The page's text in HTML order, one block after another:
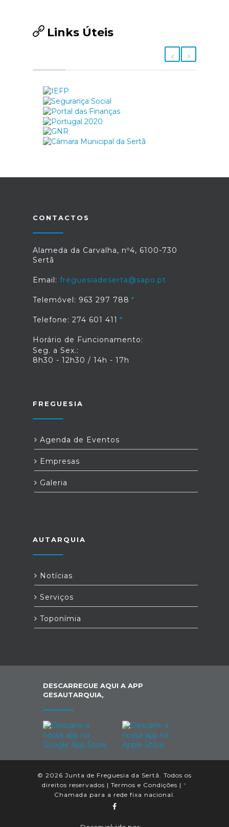
Links Úteis
CONTACTOS
Alameda da Carvalha, nº4, 6100-730
Sertã
Email: freguesiadeserta@sapo.pt
Telemóvel: 963 297 788
Telefone: 274 601 411
Horário de Funcionamento:
Seg. a Sex.:
8h30 - 12h30 / 14h - 17h
FREGUESIA
Agenda de Eventos
Empresas
Galeria
AUTARQUIA
Notícias
Serviços
Toponímia
DESCARREGUE AQUI A APP
GESAUTARQUIA,
© 2026 Junta de Freguesia da Sertã. Todos os
direitos reservados | Termos e Condições | *
Chamada para a rede fixa nacional.